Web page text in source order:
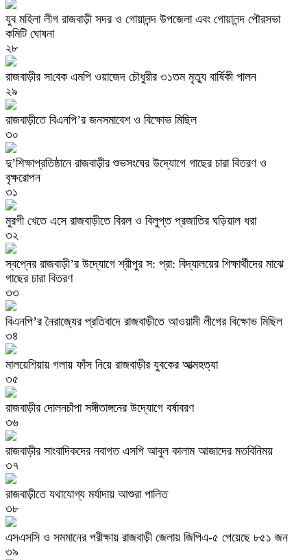
যুব মহিলা লীগ রাজবাড়ী সদর ও গোয়ালন্দ উপজেলা এবং গোয়ালন্দ পৌরসভা
কমিটি ঘোষনা
২৮
রাজবাড়ীর সা‌বেক এম‌পি ওয়াজেদ চে‌ৗধুরীর ৩১তম মৃত‌্যু বা‌র্ষিকী পালন
২৯
রাজবাড়ীতে বিএনপি’র জনসমাবেশ ও বিক্ষোভ মিছিল
৩০
দু’শিক্ষাপ্রতিষ্ঠানে রাজবাড়ীর শুভসংঘের উদ্যোগে গাছের চারা বিতরণ ও
বৃক্ষরোপন
৩১
মুরগী খেতে এসে রাজবাড়ীতে বিরল ও বিলুপ্ত প্রজাতির ঘড়িয়াল ধরা
৩২
স্বপ্নের রাজবাড়ী’র উদ্যোগে শ্রীপুর স: প্রা: বিদ্যালয়ের শিক্ষার্থীদের মাঝে
গাছের চারা বিতরণ
৩৩
বিএনপি’র নৈরাজ্যের প্রতিবাদে রাজবাড়ীতে আওয়ামী লীগের বিক্ষোভ মিছিল
৩৪
মালয়েশিয়ায় গলায় ফাঁস নিয়ে রাজবাড়ীর যুবকের আত্মহত্যা
৩৫
রাজবাড়ীর দোলনচাঁপা সঙ্গীতাঙ্গনের উদ্যোগে বর্ষাবরণ
৩৬
রাজবাড়ীর সাংবাদিকদের নবাগত এসপি আবুল কালাম আজাদের মতবিনিময়
৩৭
রাজবাড়ীতে যথাযোগ্য মর্যাদায় আশুরা পালিত
৩৮
এসএসসি ও সমমানের পরীক্ষায় রাজবাড়ী জেলায় জিপিএ-৫ পেয়েছে ৮৫১ জন
৩৯